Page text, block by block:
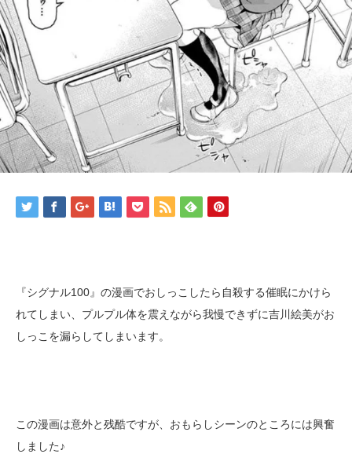
『シグナル100』の漫画でおしっこしたら自殺する催眠にかけら
れてしまい、プルプル体を震えながら我慢できずに吉川絵美がお
しっこを漏らしてしまいます。
この漫画は意外と残酷ですが、おもらしシーンのところには興奮
しました♪